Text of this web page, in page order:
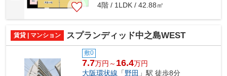
4階 / 1LDK / 42.88㎡
賃貸 | マンション スプランディッド中之島WEST
敷0
7.7万円～ 16.4万円
大阪環状線 「野田 」駅 徒歩8分